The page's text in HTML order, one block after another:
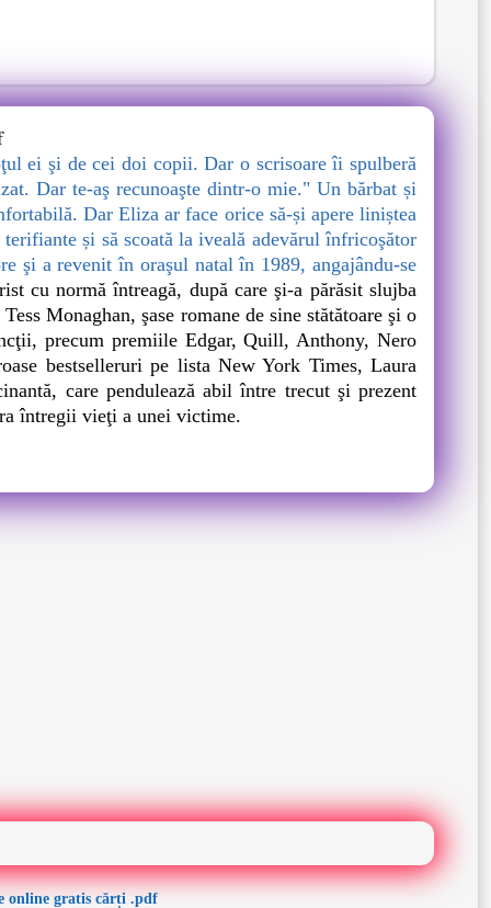
ei şi de cei doi copii. Dar o scrisoare îi spulberă
Dar te-aş recunoaşte dintr-o mie." Un bărbat și
Dar Eliza ar face orice să-și apere liniștea
și să scoată la iveală adevărul înfricoşător
şi a revenit în oraşul natal în 1989, angajându-se
cu normă întreagă, după care şi-a părăsit slujba
Monaghan, şase romane de sine stătătoare şi o
precum premiile Edgar, Quill, Anthony, Nero
bestselleruri pe lista New York Times, Laura
care pendulează abil între trecut şi prezent
întregii vieţi a unei victime.
online gratis cărți .pdf